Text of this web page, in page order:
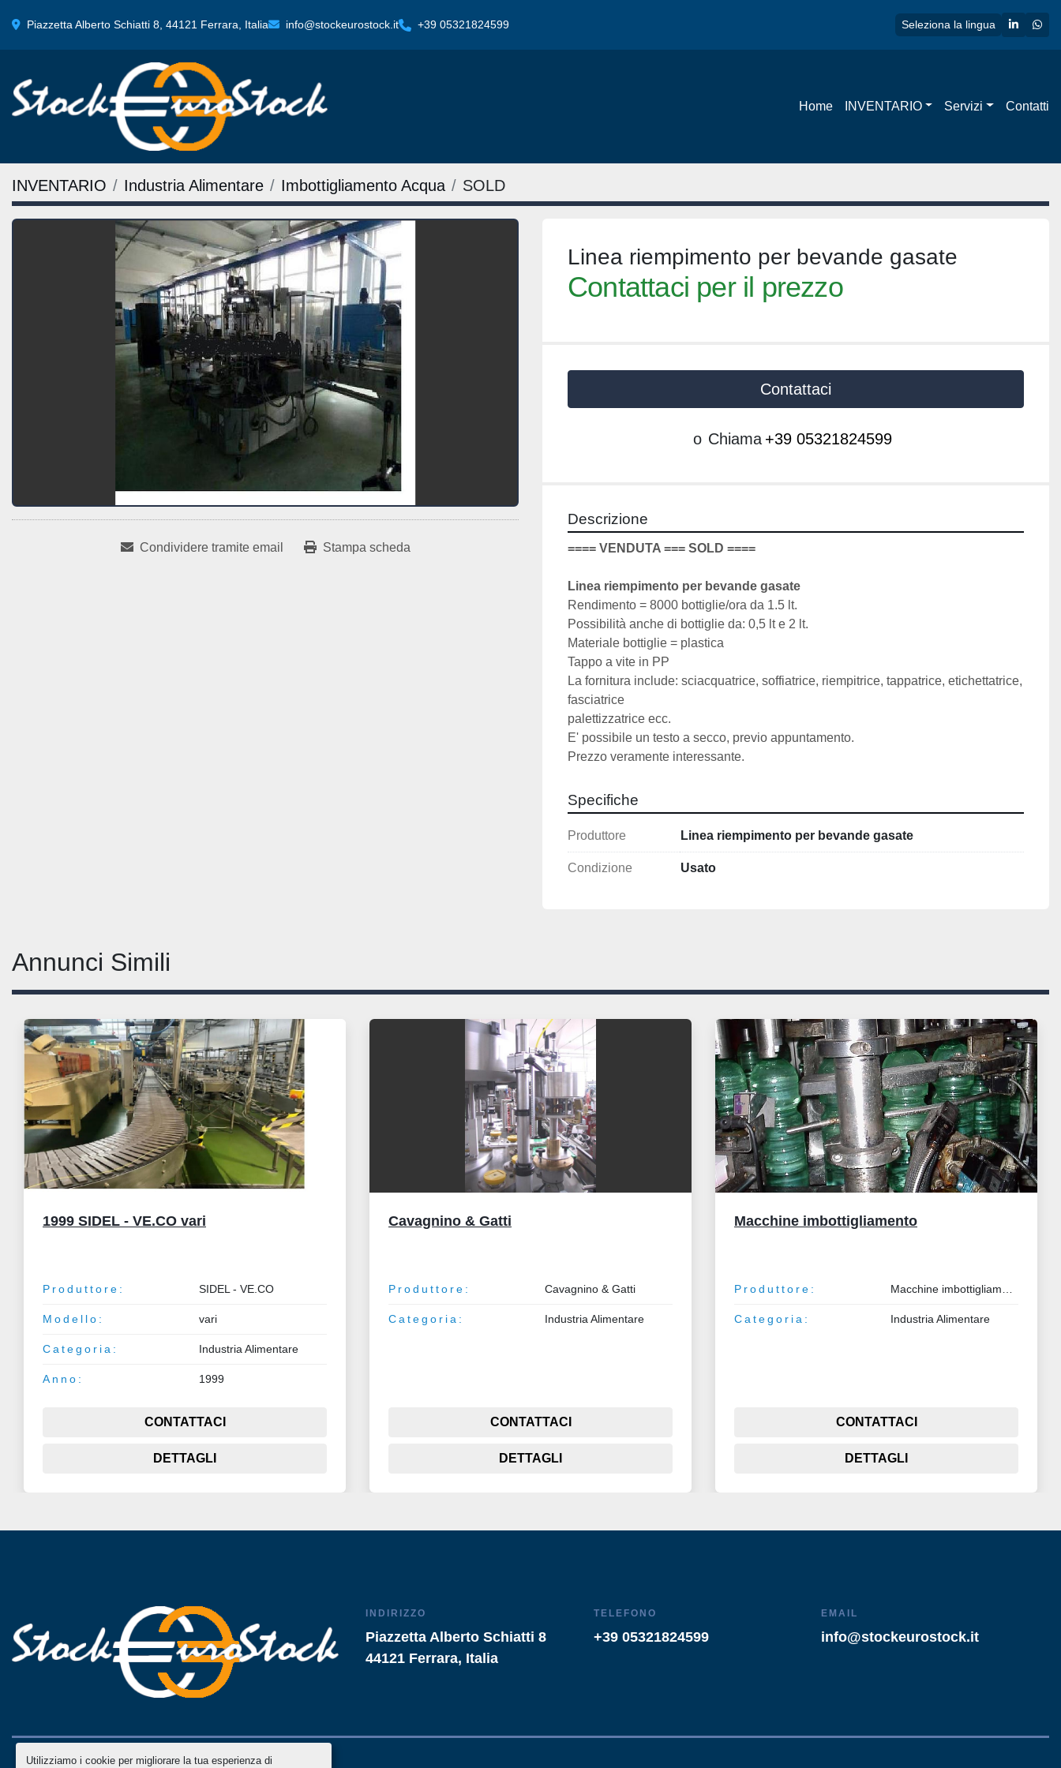
Utilizziamo i cookie per migliorare la tua esperienza di
Piazzetta Alberto Schiatti 8, 44121 Ferrara, Italia info@stockeurostock.it +39 05321824599 Seleziona la lingua linkedin
Home INVENTARIO Servizi Contatti
INVENTARIO Industria Alimentare Imbottigliamento Acqua SOLD
Condividere tramite email Stampa scheda
Linea riempimento per bevande gasate
Contattaci per il prezzo
Contattaci
o Chiama +39 05321824599
Descrizione
==== VENDUTA === SOLD ====
Linea riempimento per bevande gasate
Rendimento = 8000 bottiglie/ora da 1.5 lt.
Possibilità anche di bottiglie da: 0,5 lt e 2 lt.
Materiale bottiglie = plastica
Tappo a vite in PP
La fornitura include: sciacquatrice, soffiatrice, riempitrice, tappatrice, etichettatrice,
fasciatrice
palettizzatrice ecc.
E' possibile un testo a secco, previo appuntamento.
Prezzo veramente interessante.
Specifiche
Produttore Linea riempimento per bevande gasate
Condizione Usato
Annunci Simili
Cavagnino & Gatti
Produttore: Cavagnino & Gatti
Categoria: Industria Alimentare
CONTATTACI
DETTAGLI
Macchine imbottigliamento
Produttore:
Categoria: Industria Alimentare
CONTATTACI
DETTAGLI
1999 SIDEL - VE.CO vari
Produttore: SIDEL - VE.CO
Modello: vari
CONTATTACI
DETTAGLI
INDIRIZZO
Piazzetta Alberto Schiatti 8
44121 Ferrara, Italia
TELEFONO
+39 05321824599
EMAIL
info@stockeurostock.it